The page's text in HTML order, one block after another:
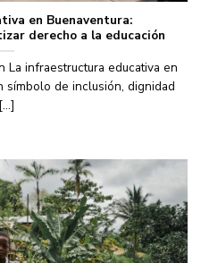
en Buenaventura:
derecho a la educación
La infraestructura educativa en
símbolo de inclusión, dignidad